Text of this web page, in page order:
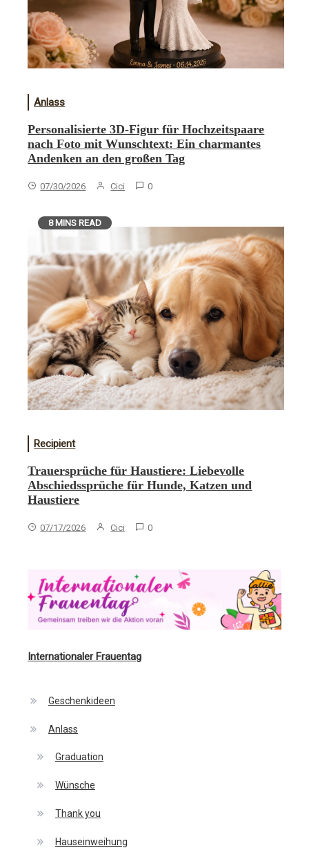
Anlass
Personalisierte 3D-Figur für Hochzeitspaare
nach Foto mit Wunschtext: Ein charmantes
Andenken an den großen Tag
07/30/2026 Cici 0
8 MINS READ
Recipient
Trauersprüche für Haustiere: Liebevolle
Abschiedssprüche für Hunde, Katzen und
Haustiere
07/17/2026 Cici 0
Internationaler Frauentag
Geschenkideen
Anlass
Graduation
Wünsche
Thank you
Hauseinweihung